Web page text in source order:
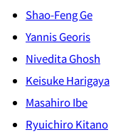
Shao-Feng Ge
Yannis Georis
Nivedita Ghosh
Keisuke Harigaya
Masahiro Ibe
Ryuichiro Kitano